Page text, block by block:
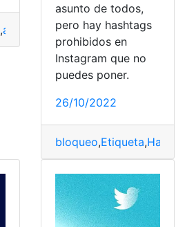
,autodata online
asunto de todos,
pero hay hashtags
prohibidos en
Instagram que no
puedes poner.
26/10/2022
bloqueo,Etiqueta,